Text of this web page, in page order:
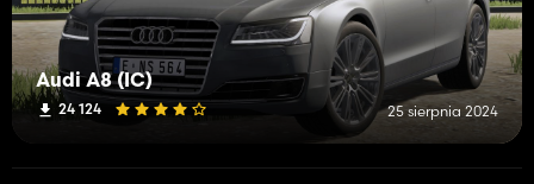
Audi A8 (IC)
24 124 25 sierpnia 2024